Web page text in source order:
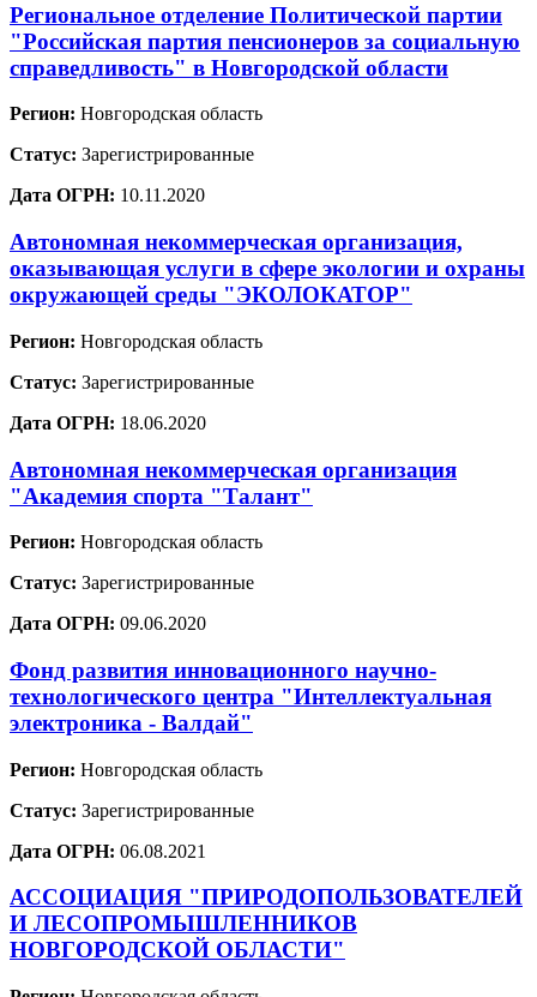
Региональное отделение Политической партии
"Российская партия пенсионеров за социальную
справедливость" в Новгородской области
Регион: Новгородская область
Статус: Зарегистрированные
Дата ОГРН: 10.11.2020
Автономная некоммерческая организация,
оказывающая услуги в сфере экологии и охраны
окружающей среды "ЭКОЛОКАТОР"
Регион: Новгородская область
Статус: Зарегистрированные
Дата ОГРН: 18.06.2020
Автономная некоммерческая организация
"Академия спорта "Талант"
Регион: Новгородская область
Статус: Зарегистрированные
Дата ОГРН: 09.06.2020
Фонд развития инновационного научно-
технологического центра "Интеллектуальная
электроника - Валдай"
Регион: Новгородская область
Статус: Зарегистрированные
Дата ОГРН: 06.08.2021
АССОЦИАЦИЯ "ПРИРОДОПОЛЬЗОВАТЕЛЕЙ
И ЛЕСОПРОМЫШЛЕННИКОВ
НОВГОРОДСКОЙ ОБЛАСТИ"